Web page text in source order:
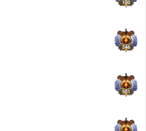
100
246
501